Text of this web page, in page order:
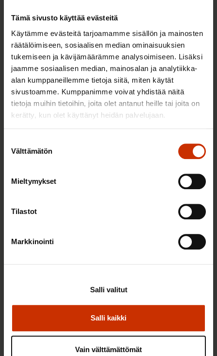
Tämä sivusto käyttää evästeitä
Käytämme evästeitä tarjoamamme sisällön ja mainosten
räätälöimiseen, sosiaalisen median ominaisuuksien
tukemiseen ja kävijämäärämme analysoimiseen. Lisäksi
jaamme sosiaalisen median, mainosalan ja analytiikka-
alan kumppaneillemme tietoja siitä, miten käytät
sivustoamme. Kumppanimme voivat yhdistää näitä
tietoja muihin tietoihin, joita olet antanut heille tai joita on
kerätty, kun olet käyttänyt heidän palvelujaan.
valinta
Välttämätön
Mieltymykset
Tilastot
Markkinointi
Salli kaikki
Salli valitut
Vain välttämättömät
3.6.2026 13:34
TASA-ARVO JA YHDENVERTAISUUS
työsuhdeturvaa ja työelämän tasa-arvoa